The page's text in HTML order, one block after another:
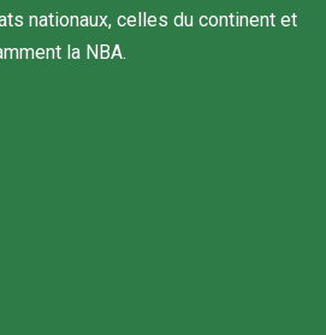
nationaux, celles du continent et
la NBA.